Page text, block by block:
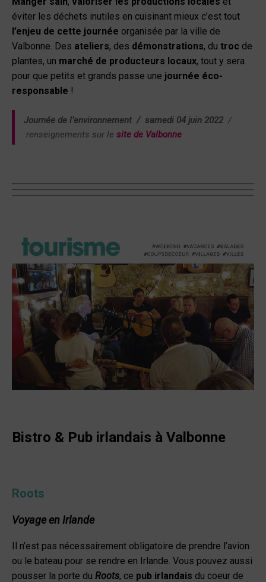
éviter les déchets inutiles en cuisinant mieux c’est tout
l’enjeu de cette journée organisée par la ville de
Valbonne. Des ateliers, des démonstrations, du troc de
plantes, un marché de producteurs locaux, tout y sera
pour que petits et grands passe une journée éco-
responsable !
Journée de l’environnement / samedi 04 juin 2022 /
renseignements sur le site de Valbonne
Bistro & Pub irlandais à Valbonne
Roots
Voyage en Irlande
Il n’est pas nécessairement obligatoire de prendre l’avion
ou le bateau pour se rendre en Irlande. Vous pouvez aussi
pousser la porte du Roots, ce pub irlandais du coeur de